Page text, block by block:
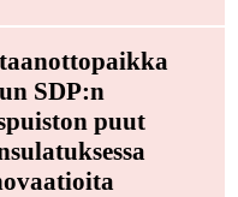
SDP:n
puut